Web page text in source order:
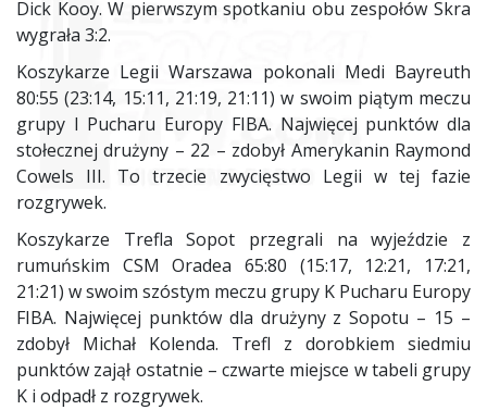
Dick Kooy. W pierwszym spotkaniu obu zespołów Skra
wygrała 3:2.
Koszykarze Legii Warszawa pokonali Medi Bayreuth
80:55 (23:14, 15:11, 21:19, 21:11) w swoim piątym meczu
grupy I Pucharu Europy FIBA. Najwięcej punktów dla
stołecznej drużyny – 22 – zdobył Amerykanin Raymond
Cowels III. To trzecie zwycięstwo Legii w tej fazie
rozgrywek.
Koszykarze Trefla Sopot przegrali na wyjeździe z
rumuńskim CSM Oradea 65:80 (15:17, 12:21, 17:21,
21:21) w swoim szóstym meczu grupy K Pucharu Europy
FIBA. Najwięcej punktów dla drużyny z Sopotu – 15 –
zdobył Michał Kolenda. Trefl z dorobkiem siedmiu
punktów zajął ostatnie – czwarte miejsce w tabeli grupy
K i odpadł z rozgrywek.